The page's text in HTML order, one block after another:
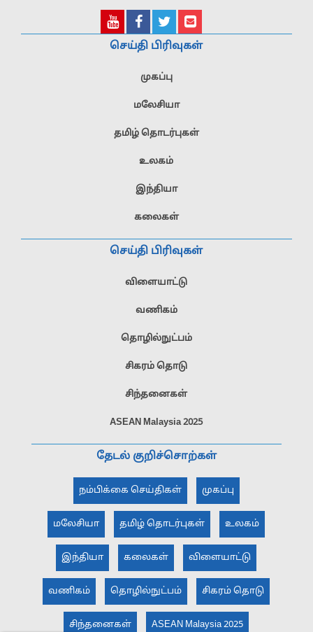
செய்தி பிரிவுகள்
முகப்பு
மலேசியா
தமிழ் தொடர்புகள்
உலகம்
இந்தியா
கலைகள்
செய்தி பிரிவுகள்
விளையாட்டு
வணிகம்
தொழில்நுட்பம்
சிகரம் தொடு
சிந்தனைகள்
ASEAN Malaysia 2025
தேடல் குறிச்சொற்கள்
நம்பிக்கை செய்திகள் முகப்பு
மலேசியா தமிழ் தொடர்புகள் உலகம்
இந்தியா கலைகள் விளையாட்டு
வணிகம் தொழில்நுட்பம் சிகரம் தொடு
சிந்தனைகள் ASEAN Malaysia 2025